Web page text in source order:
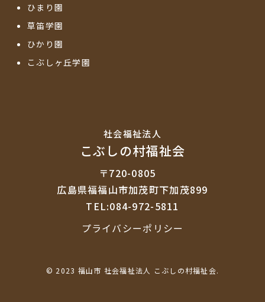
ひまり園
草笛学園
ひかり園
こぶしヶ丘学園
社会福祉法⼈
こぶしの村福祉会
〒720-0805
広島県福福山市加茂町下加茂899
TEL:084-972-5811
プライバシーポリシー
© 2023 福山市 社会福祉法人 こぶしの村福祉会.